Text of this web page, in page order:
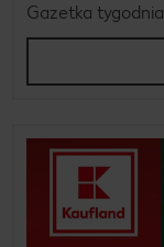
Gazetka tygodnia